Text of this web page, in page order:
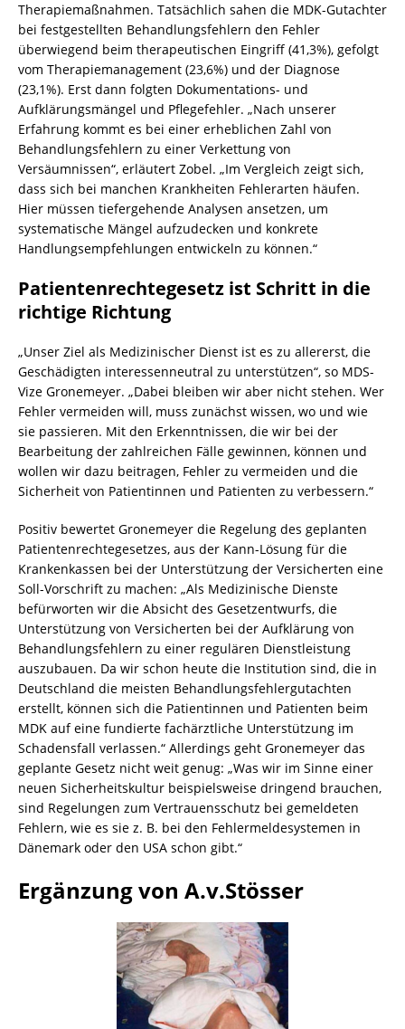
Therapiemaßnahmen. Tatsächlich sahen die MDK-Gutachter
bei festgestellten Behandlungsfehlern den Fehler
überwiegend beim therapeutischen Eingriff (41,3%), gefolgt
vom Therapiemanagement (23,6%) und der Diagnose
(23,1%). Erst dann folgten Dokumentations- und
Aufklärungsmängel und Pflegefehler. „Nach unserer
Erfahrung kommt es bei einer erheblichen Zahl von
Behandlungsfehlern zu einer Verkettung von
Versäumnissen“, erläutert Zobel. „Im Vergleich zeigt sich,
dass sich bei manchen Krankheiten Fehlerarten häufen.
Hier müssen tiefergehende Analysen ansetzen, um
systematische Mängel aufzudecken und konkrete
Handlungsempfehlungen entwickeln zu können.“
Patientenrechtegesetz ist Schritt in die
richtige Richtung
„Unser Ziel als Medizinischer Dienst ist es zu allererst, die
Geschädigten interessenneutral zu unterstützen“, so MDS-
Vize Gronemeyer. „Dabei bleiben wir aber nicht stehen. Wer
Fehler vermeiden will, muss zunächst wissen, wo und wie
sie passieren. Mit den Erkenntnissen, die wir bei der
Bearbeitung der zahlreichen Fälle gewinnen, können und
wollen wir dazu beitragen, Fehler zu vermeiden und die
Sicherheit von Patientinnen und Patienten zu verbessern.“
Positiv bewertet Gronemeyer die Regelung des geplanten
Patientenrechtegesetzes, aus der Kann-Lösung für die
Krankenkassen bei der Unterstützung der Versicherten eine
Soll-Vorschrift zu machen: „Als Medizinische Dienste
befürworten wir die Absicht des Gesetzentwurfs, die
Unterstützung von Versicherten bei der Aufklärung von
Behandlungsfehlern zu einer regulären Dienstleistung
auszubauen. Da wir schon heute die Institution sind, die in
Deutschland die meisten Behandlungsfehlergutachten
erstellt, können sich die Patientinnen und Patienten beim
MDK auf eine fundierte fachärztliche Unterstützung im
Schadensfall verlassen.“ Allerdings geht Gronemeyer das
geplante Gesetz nicht weit genug: „Was wir im Sinne einer
neuen Sicherheitskultur beispielsweise dringend brauchen,
sind Regelungen zum Vertrauensschutz bei gemeldeten
Fehlern, wie es sie z. B. bei den Fehlermeldesystemen in
Dänemark oder den USA schon gibt.“
Ergänzung von A.v.Stösser